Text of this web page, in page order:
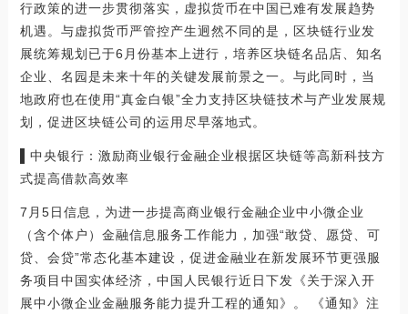
行政策的进一步贯彻落实，虚拟货币在中国已难有发展趋势
机遇。与虚拟货币严管控产生迥然不同的是，区块链行业发
展统筹规划已于6月份基本上进行，培养区块链名品店、知名
企业、名园是未来十年的关键发展前景之一。与此同时，当
地政府也在使用“真金白银”全力支持区块链技术与产业发展规
划，促进区块链公司的运用尽早落地式。
▌中央银行：激励商业银行金融企业根据区块链等高新科技方
式提高借款高效率
7月5日信息，为进一步提高商业银行金融企业中小微企业
（含个体户）金融信息服务工作能力，加强“敢贷、愿贷、可
贷、会贷”常态化基本建设，促进金融业在新发展环节更强服
务项目中国实体经济，中国人民银行近日下发《关于深入开
展中小微企业金融服务能力提升工程的通知》。 《通知》注